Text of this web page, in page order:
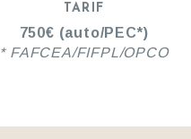
TARIF
750€ (auto/PEC*)
* FAFCEA/FIFPL/OPCO